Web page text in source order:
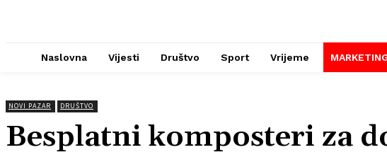
Naslovna Vijesti Društvo Sport Vrijeme
NOVI PAZAR DRUŠTVO
Besplatni komposteri za